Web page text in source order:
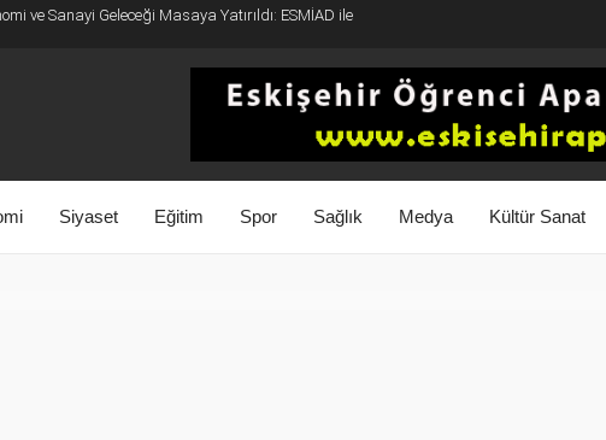
ve Sanayi Geleceği Masaya Yatırıldı: ESMİAD ile
Siyaset Eğitim Spor Sağlık Medya Kültür Sanat